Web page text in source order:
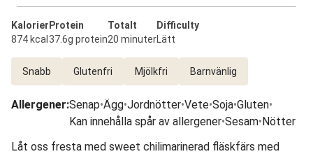
Kalorier
874 kcal
Protein
37.6g protein
Totalt
20 minuter
Difficulty
Lätt
Snabb Glutenfri Mjölkfri Barnvänlig
Allergener:Senap•Ägg•Jordnötter•Vete•Soja•Gluten•
Kan innehålla spår av allergener•Sesam•Nötter
Låt oss fresta med sweet chilimarinerad fläskfärs med